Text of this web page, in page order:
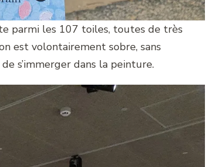
parmi les 107 toiles, toutes de très
est volontairement sobre, sans
s’immerger dans la peinture.